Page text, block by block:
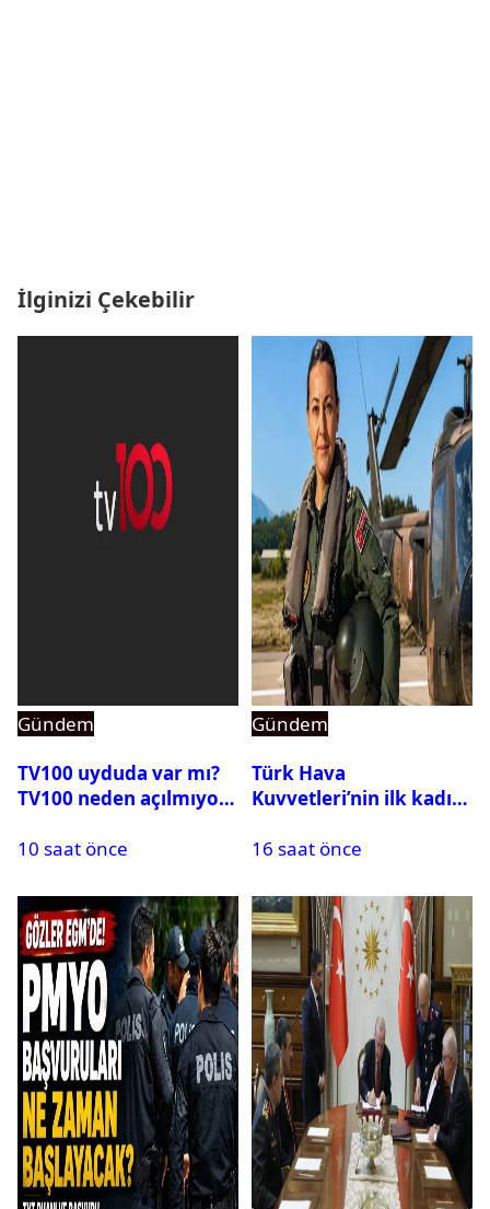
İlginizi Çekebilir
Gündem
TV100 uyduda var mı?
TV100 neden açılmıyor?
10 saat önce
Gündem
Türk Hava
Kuvvetleri’nin ilk kadın
Karapınar hakkında
ortaya çıktı
16 saat önce